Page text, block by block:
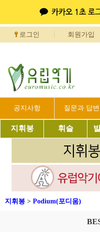
로그인 회원가입
공지사항 질문과 답변
지휘봉 휘슬
지휘봉 > Podium(포디움)